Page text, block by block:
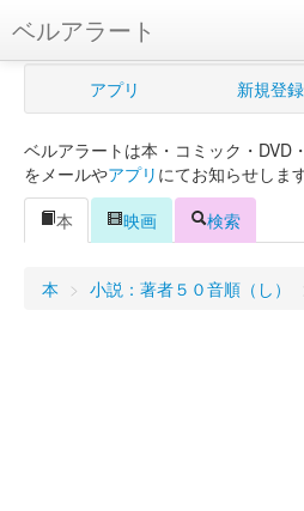
ベルアラート
ベルアラートとは
新規登録
ログイン
アプリ 新規登録
ベルアラートは本・コミック・DVD
をメールやアプリ にてお知らせしま
本
映画 検索
本 > 小説：著者５０音順（し）